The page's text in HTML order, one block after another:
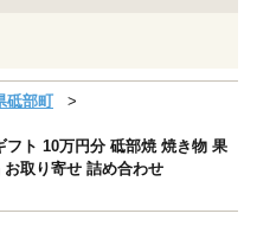
砥部町
フト 10万円分 砥部焼 焼き物 果
取り寄せ 詰め合わせ